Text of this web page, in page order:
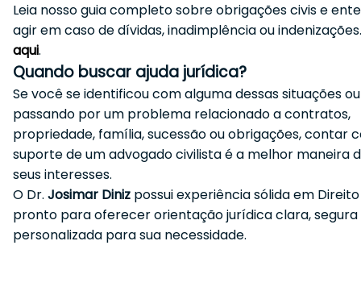
Leia nosso guia completo sobre obrigações civis e
agir em caso de dívidas, inadimplência ou
aqui.
Quando buscar ajuda jurídica?
Se você se identificou com alguma dessas situações
passando por um problema relacionado a contratos,
propriedade, família, sucessão ou obrigações, contar
suporte de um advogado civilista é a melhor maneira
seus interesses.
O Dr. Josimar Diniz possui experiência sólida em
pronto para oferecer orientação jurídica clara, segura
personalizada para sua necessidade.